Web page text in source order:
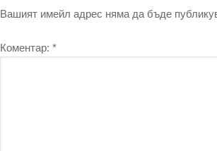
Вашият имейл адрес няма да бъде
Коментар: *